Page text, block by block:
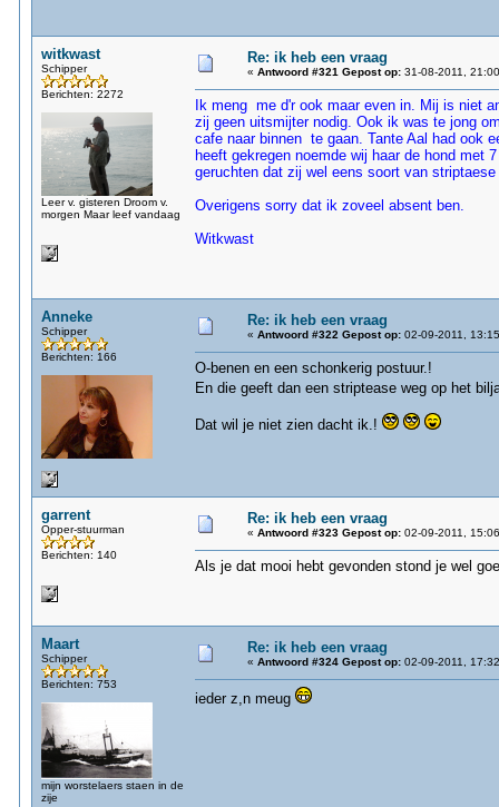
witkwast
Schipper
Berichten: 2272
Leer v. gisteren Droom v.
morgen Maar leef vandaag
Re: ik heb een vraag
« Antwoord #321 Gepost op:31-08-2011,
Ik meng me d'r ook maar even in. Mij is niet
zij geen uitsmijter nodig. Ook ik was te jong
cafe naar binnen te gaan. Tante Aal had ook
heeft gekregen noemde wij haar de hond met
geruchten dat zij wel eens soort van
Overigens sorry dat ik zoveel absent ben.
Witkwast
Anneke
Schipper
Berichten: 166
Re: ik heb een vraag
« Antwoord #322 Gepost op:02-09-2011,
O-benen en een schonkerig postuur.!
En die geeft dan een striptease weg op het
Dat wil je niet zien dacht ik.!
garrent
Opper-stuurman
Berichten: 140
Re: ik heb een vraag
« Antwoord #323 Gepost op:02-09-2011,
Als je dat mooi hebt gevonden stond je wel
Maart
Schipper
Berichten: 753
mijn worstelaers staen in de
zije
Re: ik heb een vraag
« Antwoord #324 Gepost op:02-09-2011,
ieder z,n meug